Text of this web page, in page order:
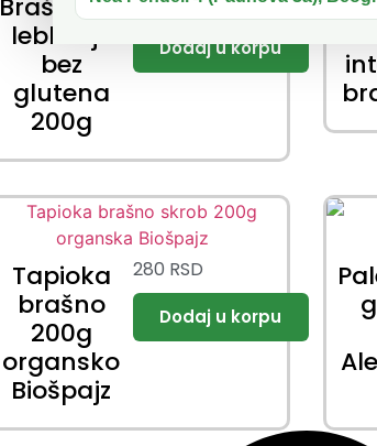
Brašno od
leblebije
bez
glutena
200g
Tapioka
brašno
200g
organsko
Biošpajz
280 RSD